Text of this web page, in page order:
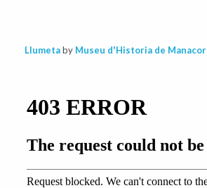
Llumetaby Museu d'Historia de Manacor